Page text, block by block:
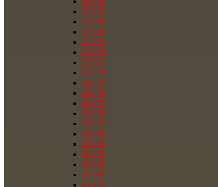
275/35
275/40
275/45
275/55
275/60
275/65
285/30
285/35
285/45
285/50
295/30
295/35
295/40
295/45
305/30
305/40
305/45
315/35